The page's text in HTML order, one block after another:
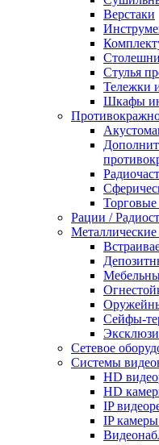
Верстаки
Стулья
Тележки
Шкафы
Рации /
Сейфы-
Сетевое
Системы
HD
HD
IP
IP